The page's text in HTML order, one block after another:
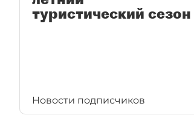
туристический сезон
Новости подписчиков